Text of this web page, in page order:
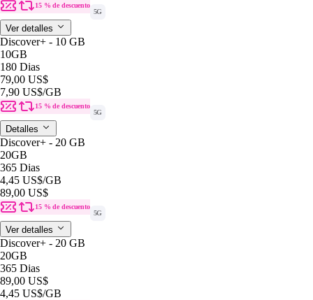
15 % de descuento
5G
Ver detalles
Discover+ - 10 GB
10GB
180 Dias
79,00 US$
7,90 US$/GB
15 % de descuento
5G
Detalles
Discover+ - 20 GB
20GB
365 Dias
4,45 US$/GB
89,00 US$
15 % de descuento
5G
Ver detalles
Discover+ - 20 GB
20GB
365 Dias
89,00 US$
4,45 US$/GB